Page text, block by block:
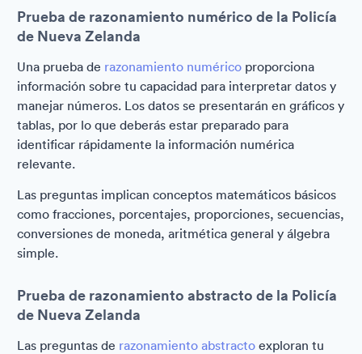
Prueba de razonamiento numérico de la Policía
de Nueva Zelanda
Una prueba de razonamiento numérico proporciona
información sobre tu capacidad para interpretar datos y
manejar números. Los datos se presentarán en gráficos y
tablas, por lo que deberás estar preparado para
identificar rápidamente la información numérica
relevante.
Las preguntas implican conceptos matemáticos básicos
como fracciones, porcentajes, proporciones, secuencias,
conversiones de moneda, aritmética general y álgebra
simple.
Prueba de razonamiento abstracto de la Policía
de Nueva Zelanda
Las preguntas de razonamiento abstracto exploran tu